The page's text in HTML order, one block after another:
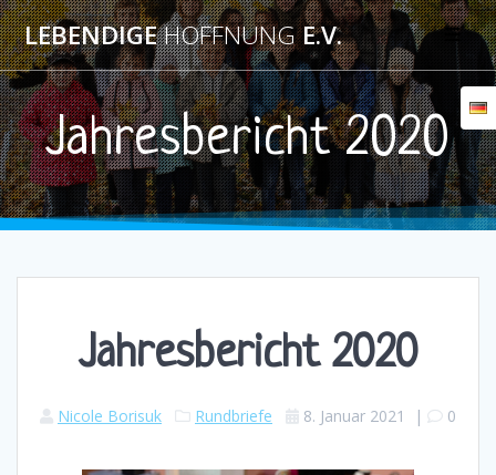
LEBENDIGEHOFFNUNGE.V.
Jahresbericht 2020
Jahresbericht 2020
Nicole Borisuk Rundbriefe 8. Januar 2021 | 0